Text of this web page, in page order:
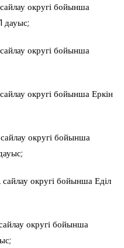
округі бойынша
дауыс;
округі бойынша
округі бойынша Еркін
округі бойынша
округі бойынша Еділ
округі бойынша